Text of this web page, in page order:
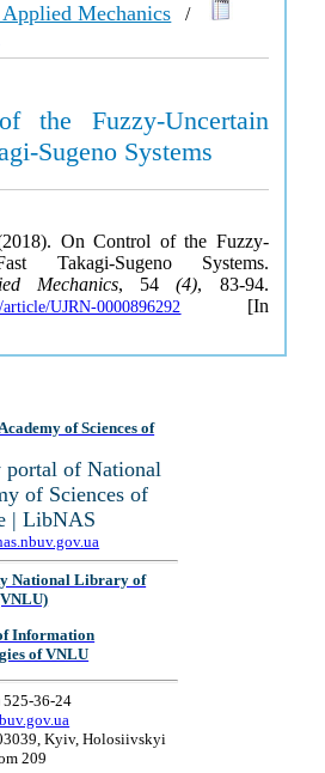
Mechanics /
the Fuzzy-Uncertain
Sugeno Systems
On Control of the Fuzzy-
Takagi-Sugeno Systems.
Mechanics, 54(4), 83-94.
UJRN-0000896292 [In
of Sciences of
portal of National
of Sciences of
| LibNAS
National Library of
Information
of VNLU
525-36-24
Kyiv, Holosiivskyi
209